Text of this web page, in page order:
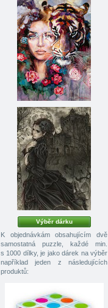
Výběr dárku
K objednávkám obsahujícím dvě
samostatná puzzle, každé min.
s 1000 dílky, je jako dárek na výběr
například jeden z následujících
produktů: